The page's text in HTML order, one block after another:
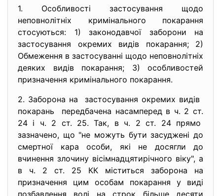
1. Особливості застосування щодо
неповнолітніх кримінального покарання
стосуються: 1) законодавчої заборони на
застосування окремих видів покарання; 2)
Обмеження в застосуванні щодо неповнолітніх
деяких видів покарання; 3) особливостей
призначення кримінального покарання.
2. Заборона на застосування окремих видів
покарань передбачена насамперед в ч. 2 ст.
24 і ч. 2 ст. 25. Так, в ч. 2 ст. 24 прямо
зазначено, що "не можуть бути засуджені до
смертної кара особи, які не досягли до
вчинення злочину вісімнадцятирічного віку", а
в ч. 2 ст. 25 КК міститься заборона на
призначення цим особам покарання у виді
позбавлення волі на строк більше десяти